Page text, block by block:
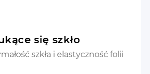
się szkło
szkła i elastyczność folii